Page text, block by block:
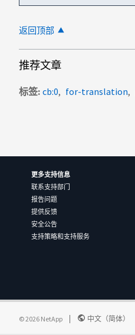
返回顶部
推荐文章
标签 cb:0 for-translation
更多支持信息
联系支持部门
报告问题
提供反馈
安全公告
支持策略和支持服务
©2026 NetApp 中文（简体）